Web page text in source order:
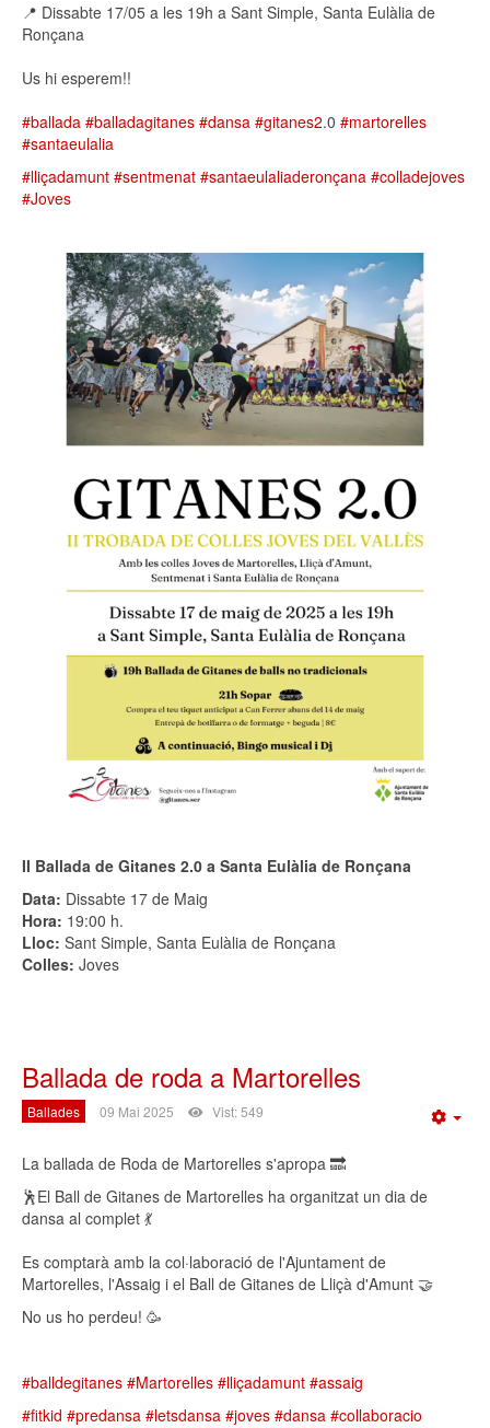
📍 Dissabte 17/05 a les 19h a Sant Simple, Santa Eulàlia de
Ronçana
Us hi esperem!!
#ballada #balladagitanes #dansa #gitanes2.0 #martorelles
#santaeulalia
#lliçadamunt #sentmenat #santaeulaliaderonçana #colladejoves
#Joves
II Ballada de Gitanes 2.0 a Santa Eulàlia de Ronçana
Data: Dissabte 17 de Maig
Hora: 19:00 h.
Lloc: Sant Simple, Santa Eulàlia de Ronçana
Colles: Joves
Ballada de roda a Martorelles
Ballades 09 Mai 2025 Vist: 549
La ballada de Roda de Martorelles s'apropa 🔜
🕺El Ball de Gitanes de Martorelles ha organitzat un dia de
dansa al complet 💃
Es comptarà amb la col·laboració de l'Ajuntament de
Martorelles, l'Assaig i el Ball de Gitanes de Lliçà d'Amunt 🤝
No us ho perdeu! 🥳
#balldegitanes #Martorelles #lliçadamunt #assaig
#fitkid #predansa #letsdansa #joves #dansa #collaboracio